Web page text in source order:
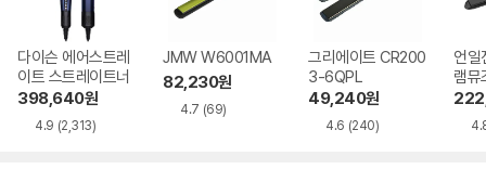
다이슨 에어스트레
이트 스트레이트너
398,640원
4.9 (2,313)
JMW W6001MA
82,230원
4.7 (69)
그리에이트 CR200
3-6QPL
49,240원
4.6 (240)
언일
램뮤